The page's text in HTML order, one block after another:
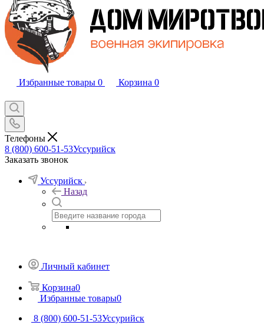
Избранные товары 0 Корзина 0
Телефоны
8 (800) 600-51-53Уссурийск
Заказать звонок
Уссурийск
Назад
Личный кабинет
Корзина0
Избранные товары0
8 (800) 600-51-53Уссурийск